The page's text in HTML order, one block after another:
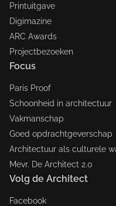
Printuitgave
Digimazine
ARC Awards
Projectbezoeken
Focus
Paris Proof
Schoonheid in architectuur
Vakmanschap
Goed opdrachtgeverschap
Architectuur als culturele
Mevr. De Architect 2.0
Volg de Architect
Facebook